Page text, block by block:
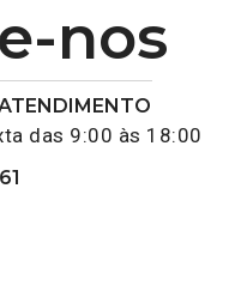
nos
das 9:00 às 18:00